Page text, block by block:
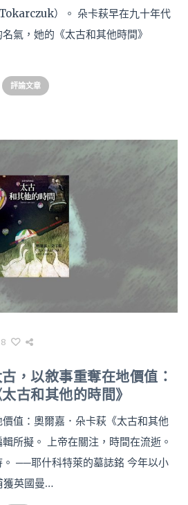
）。 朵卡萩早在九十年代
氣，她的《太古和其他時間》
評論文章
，以敘事重奪在地價值：
古和其他的時間》
值：奧爾嘉．朵卡萩《太古和其他
所擬。 上帝在關注，時間在流逝。
──耶什科特萊的墓誌銘 今年以小
獲英國曼…